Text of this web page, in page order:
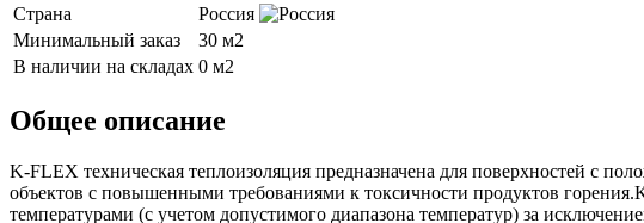
Страна
Россия
Минимальный заказ
30 м2
В наличии на складах 0 м2
Общее описание
K-FLEX техническая теплоизоляция предназначена для поверхностей с
объектов с повышенными требованиями к токсичности продуктов
температурами (с учетом допустимого диапазона температур) за